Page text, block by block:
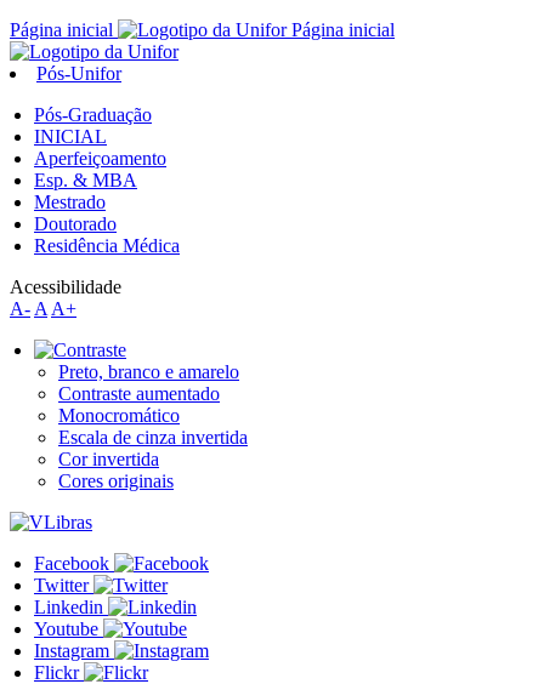
Página inicial
Página inicial
Pós-Unifor
Pós-Graduação
INICIAL
Aperfeiçoamento
Esp. & MBA
Mestrado
Doutorado
Residência Médica
Acessibilidade
A- A A+
Preto, branco e amarelo
Contraste aumentado
Monocromático
Escala de cinza invertida
Cor invertida
Cores originais
Facebook
Twitter
Linkedin
Youtube
Instagram
Flickr